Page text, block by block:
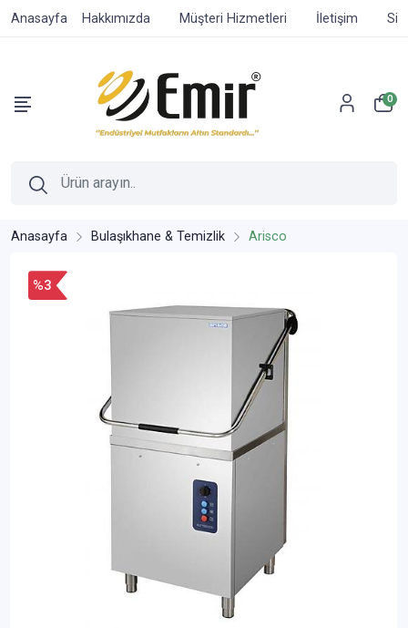
Anasayfa Hakkımızda Müşteri Hizmetleri İletişim
0
Anasayfa Bulaşıkhane & Temizlik Arisco
%3